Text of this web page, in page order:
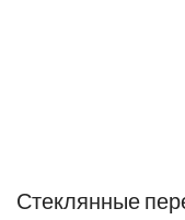
Стеклянные